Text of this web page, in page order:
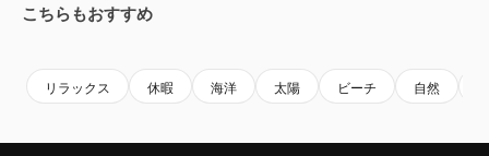
こちらもおすすめ
リラックス 休暇 海洋 太陽 ビーチ 自然